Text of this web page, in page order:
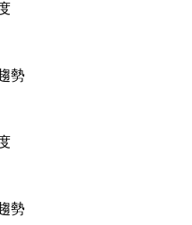
勢
勢